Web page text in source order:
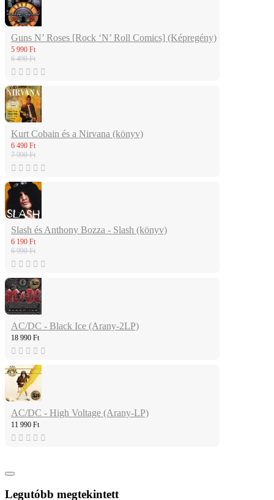
Guns N’ Roses [Rock ‘N’ Roll Comics] (Képregény)
5 990 Ft
6 490 Ft
Kurt Cobain és a Nirvana (könyv)
6 490 Ft
7 990 Ft
Slash és Anthony Bozza - Slash (könyv)
6 190 Ft
6 990 Ft
AC/DC - Black Ice (Arany-2LP)
18 990 Ft
AC/DC - High Voltage (Arany-LP)
11 990 Ft
Legutóbb megtekintett